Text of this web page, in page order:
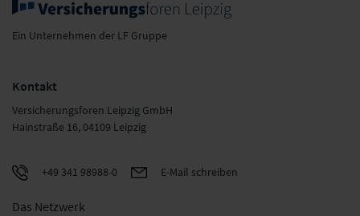
Ein Unternehmen der LF Gruppe
Kontakt
Versicherungsforen Leipzig GmbH
Hainstraße 16, 04109 Leipzig
+49 341 98988-0 E-Mail schreiben
Das Netzwerk